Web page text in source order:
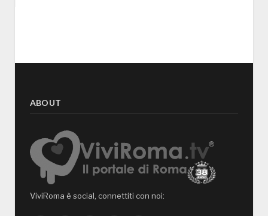
ABOUT
ViviRoma è social, connettiti con noi: